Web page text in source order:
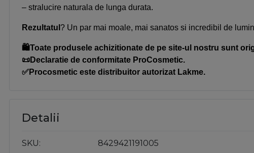
– stralucire naturala de lunga durata.
Rezultatul ? Un par mai moale, mai sanatos si incredibil de
🛍️Toate produsele achizitionate de pe site-ul nostru sunt
📜Declaratie de conformitate ProCosmetic.
✅Procosmetic este distribuitor autorizat Lakme.
Detalii
SKU
8429421191005